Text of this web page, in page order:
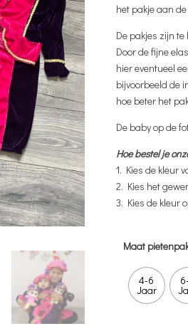
het pakje aan
De pakjes zijn
Door de fijne
hier eventueel
bijvoorbeeld de
hoe beter het
De baby op de
Hoe bestel je
1. Kies de kleur
2. Kies het
3. Kies de kleur
Maat
4-6
Jaar